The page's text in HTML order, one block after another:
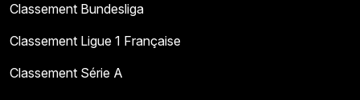
Classement Bundesliga
Classement Ligue 1 Française
Classement Série A